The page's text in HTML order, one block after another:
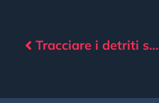
Tracciare i detriti spaziali attraverso i dati sismici